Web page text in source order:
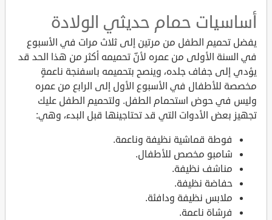
أساسيات حمام حديثي الولادة
يفضل تحميم الطفل من مرتين إلى ثلاث مرات في الأسبوع
في السنة الأولى من عمره لأنّ تحميمه أكثر من هذا الحد قد
يؤدي إلى جفاف جلده، وينصح بتحميمه باسفنجة ناعمةٍ
مخصصة للأطفال في الأسبوع الأول إلى الرابع من عمره
وليس في حوض استحمام الطفل. ولتحميم الطفل عليك
تجهيز بعض الأدوات التي قد تحتاجينها قبل البدء، وهي:
فوطة قماشية نظيفة وناعمة.
شامبو مخصص للأطفال.
مناشف نظيفة.
حفاضة نظيفة.
ملابس نظيفة ودافئة.
فرشاة ناعمة.